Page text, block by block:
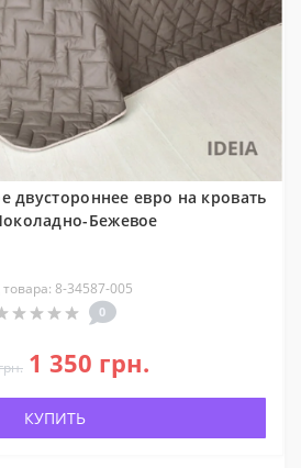
двустороннее евро на кровать
Бежевое
товара: 8-34587-005
0
1 350 грн.
КУПИТЬ